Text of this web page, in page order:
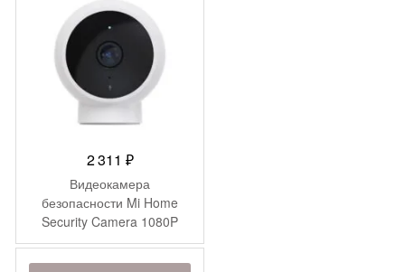
2 311 ₽
Видеокамера
безопасности Mi Home
Security Camera 1080P
(Magnetic Mount)
MJSXJ02HL (QDJ4065GL)